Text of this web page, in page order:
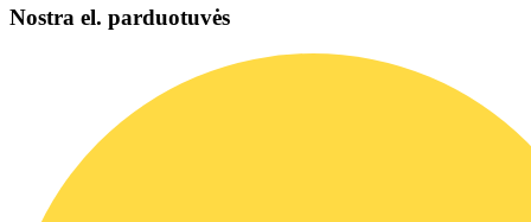
Nostra el. parduotuvės